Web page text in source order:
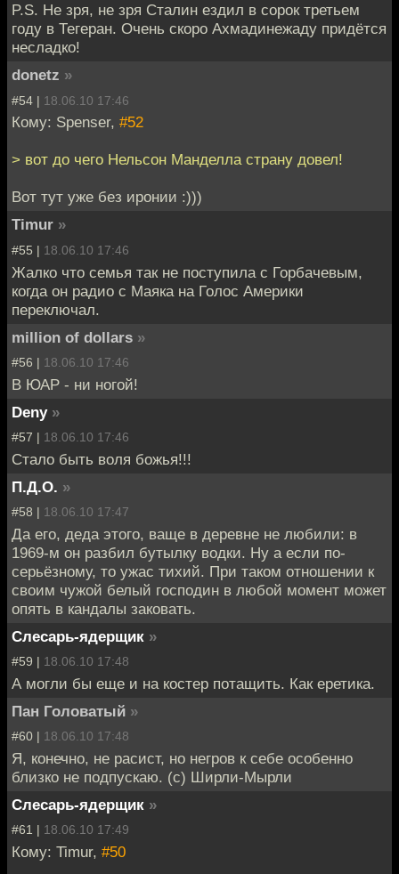
P.S. Не зря, не зря Сталин ездил в сорок третьем
году в Тегеран. Очень скоро Ахмадинежаду придётся
несладко!
donetz »
#54 | 18.06.10 17:46
Кому: Spenser, #52
> вот до чего Нельсон Манделла страну довел!
Вот тут уже без иронии :)))
Timur »
#55 | 18.06.10 17:46
Жалко что семья так не поступила с Горбачевым,
когда он радио с Маяка на Голос Америки
переключал.
million of dollars »
#56 | 18.06.10 17:46
В ЮАР - ни ногой!
Deny »
#57 | 18.06.10 17:46
Стало быть воля божья!!!
П.Д.О. »
#58 | 18.06.10 17:47
Да его, деда этого, ваще в деревне не любили: в
1969-м он разбил бутылку водки. Ну а если по-
серьёзному, то ужас тихий. При таком отношении к
своим чужой белый господин в любой момент может
опять в кандалы заковать.
Слесарь-ядерщик »
#59 | 18.06.10 17:48
А могли бы еще и на костер потащить. Как еретика.
Пан Головатый »
#60 | 18.06.10 17:48
Я, конечно, не расист, но негров к себе особенно
близко не подпускаю. (с) Ширли-Мырли
Слесарь-ядерщик »
#61 | 18.06.10 17:49
Кому: Timur, #50